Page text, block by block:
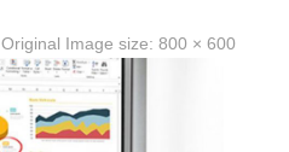
Original Image size: 800 × 600